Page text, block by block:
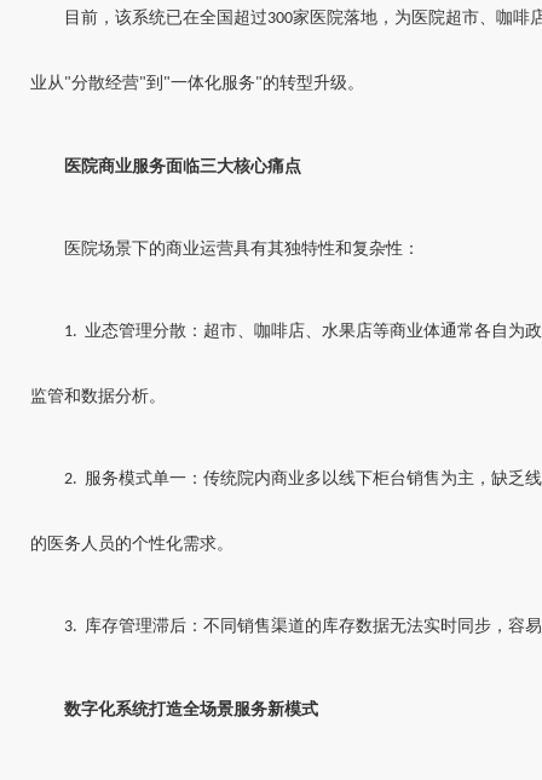
目前，该系统已在全国超过300家医院落地，为医院超市、咖啡
业从 "分散经营"到 "一体化服务"的转型升级。
医院商业服务面临三大核心痛点
医院场景下的商业运营具有其独特性和复杂性：
1. 业态管理分散：超市、咖啡店、水果店等商业体通常各自为
监管和数据分析。
2. 服务模式单一：传统院内商业多以线下柜台销售为主，缺乏
的医务人员的个性化需求。
3. 库存管理滞后：不同销售渠道的库存数据无法实时同步，容
数字化系统打造全场景服务新模式